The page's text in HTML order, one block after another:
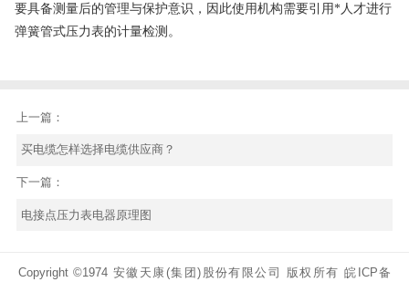
要具备测量后的管理与保护意识，因此使用机构需要引用*人才进行
弹簧管式压力表的计量检测。
上一篇：
买电缆怎样选择电缆供应商？
下一篇：
电接点压力表电器原理图
Copyright ©1974 安徽天康(集团)股份有限公司 版权所有皖ICP备